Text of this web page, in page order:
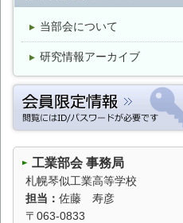
教科部会一覧
国語 地歴公民
数学 理科
保健体育 養護
芸術
当部会について
研究情報アーカイブ
工業部会 事務局
札幌琴似工業高等学校
担当： 佐藤 寿彦
〒063-0833